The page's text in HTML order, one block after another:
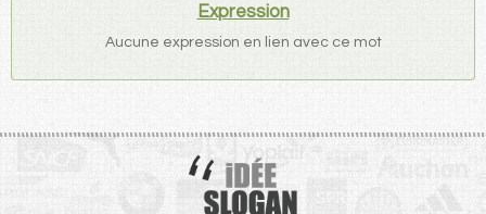
Expression
Aucune expression en lien avec ce mot